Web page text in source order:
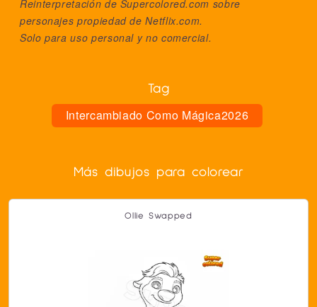
Reinterpretación de Supercolored.com sobre
personajes propiedad deNetflix.com.
Solo para uso personal y no comercial.
Tag
Intercambiado Como Mágica2026
Más dibujos para colorear
Ollie Swapped